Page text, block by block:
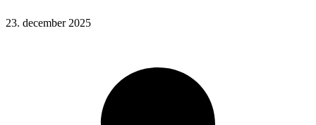
Posted
23. december 2025